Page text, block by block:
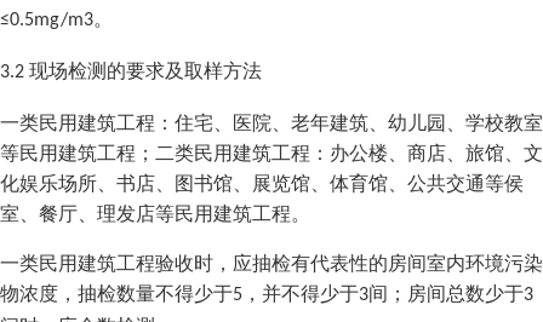
≤0.5mg/m3。
3.2 现场检测的要求及取样方法
一类民用建筑工程：住宅、医院、老年建筑、幼儿园、学校教室
等民用建筑工程；二类民用建筑工程：办公楼、商店、旅馆、文
化娱乐场所、书店、图书馆、展览馆、体育馆、公共交通等侯
室、餐厅、理发店等民用建筑工程。
一类民用建筑工程验收时，应抽检有代表性的房间室内环境污染
物浓度，抽检数量不得少于5 ，并不得少于3间；房间总数少于3